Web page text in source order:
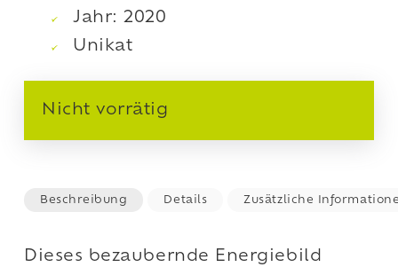
Jahr: 2020
Unikat
Nicht vorrätig
Beschreibung Details Zusätzliche
Dieses bezaubernde Energiebild